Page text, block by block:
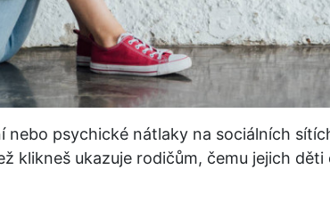
nebo psychické nátlaky na sociálních
klikneš ukazuje rodičům, čemu jejich děti